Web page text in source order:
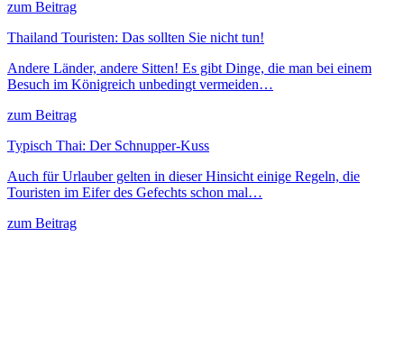
zum Beitrag
Thailand Touristen: Das sollten Sie nicht tun!
Andere Länder, andere Sitten! Es gibt Dinge, die man bei einem
Besuch im Königreich unbedingt vermeiden…
zum Beitrag
Typisch Thai: Der Schnupper-Kuss
Auch für Urlauber gelten in dieser Hinsicht einige Regeln, die
Touristen im Eifer des Gefechts schon mal…
zum Beitrag